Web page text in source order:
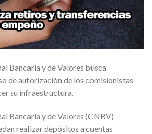
Bancaria y de Valores busca
de autorización de los comisionistas
su infraestructura.
Bancaria y de Valores (CNBV)
realizar depósitos a cuentas